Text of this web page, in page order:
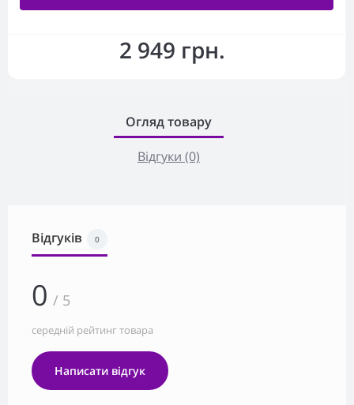
2 949 грн.
Огляд товару
Відгуки (0)
Відгуків 0
0 / 5
середній рейтинг товара
Написати відгук